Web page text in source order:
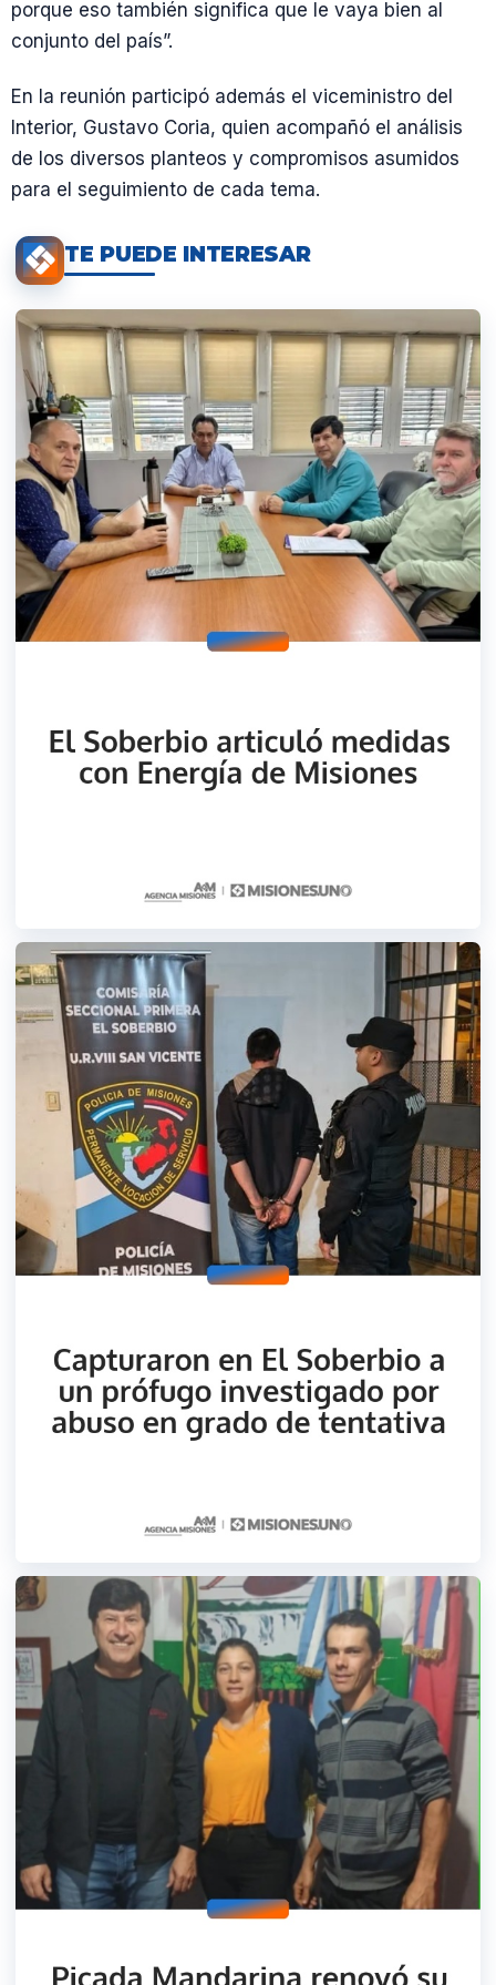
porque eso también significa que le vaya bien al
conjunto del país”.
En la reunión participó además el viceministro del
Interior, Gustavo Coria, quien acompañó el análisis
de los diversos planteos y compromisos asumidos
para el seguimiento de cada tema.
TE PUEDE INTERESAR